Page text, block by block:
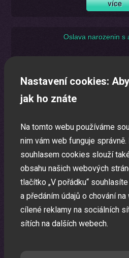
Oslava narozenin s
Nastavení cookies:
jak ho znáte
Na tomto webu používáme
nim vám web funguje
souhlasem cookies slouží
obsahu našich webových
tlačítko „V pořádku“
a předáním údajů o chování
cílené reklamy na sociálních
sítích na dalších webech.